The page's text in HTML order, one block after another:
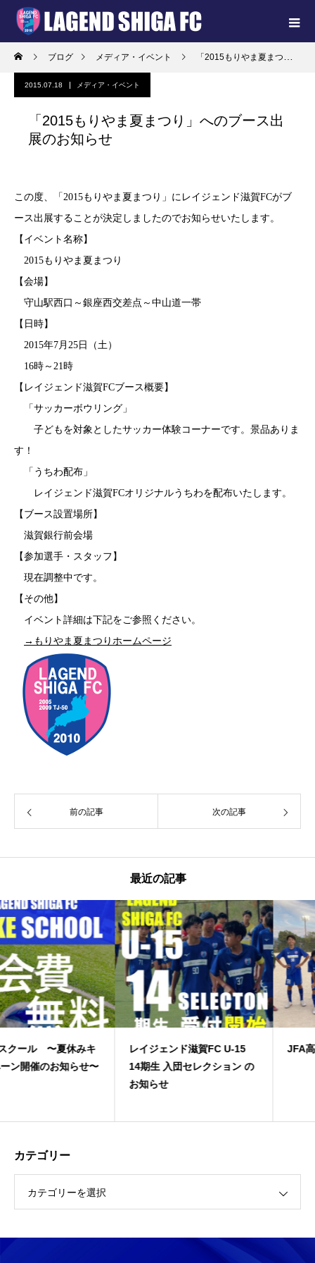
ブログ メディア・イベント 「2015もりやま夏まつり」へのブース出展のお知らせ
2015.07.18 メディア・イベント
「2015もりやま夏まつり」へのブース出
展のお知らせ
この度、「2015もりやま夏まつり」にレイジェンド滋賀FCがブ
ース出展することが決定しましたのでお知らせいたします。
【イベント名称】
2015もりやま夏まつり
【会場】
守山駅西口～銀座西交差点～中山道一帯
【日時】
2015年7月25日（土）
16時～21時
【レイジェンド滋賀FCブース概要】
「サッカーボウリング」
子どもを対象としたサッカー体験コーナーです。景品ありま
す！
「うちわ配布」
レイジェンド滋賀FCオリジナルうちわを配布いたします。
【ブース設置場所】
滋賀銀行前会場
【参加選手・スタッフ】
現在調整中です。
【その他】
イベント詳細は下記をご参照ください。
→もりやま夏まつりホームページ
前の記事 次の記事
最近の記事
レイジェンド滋賀FC U-15
14期生 入団セレクション の
JFA高円宮３部上位
カテゴリー
カテゴリーを選択